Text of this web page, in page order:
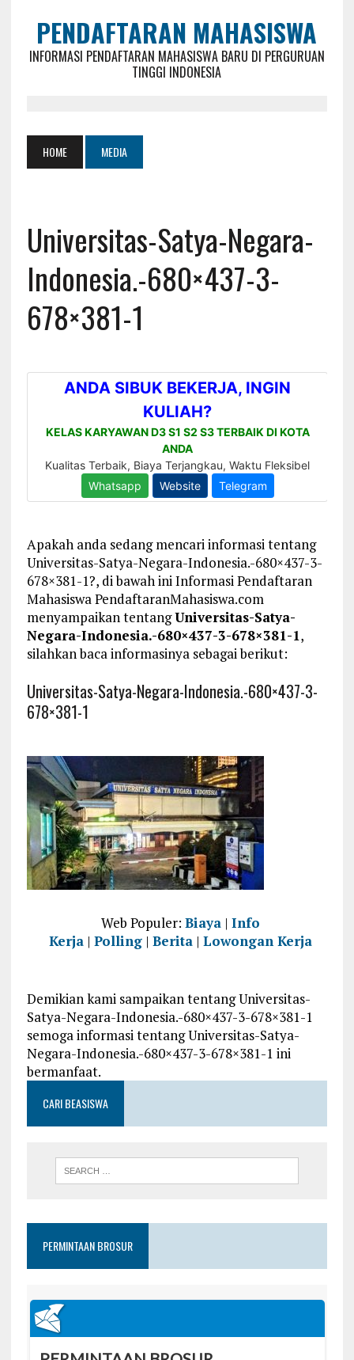
PENDAFTARAN MAHASISWA
INFORMASI PENDAFTARAN MAHASISWA BARU DI PERGURUAN
TINGGI INDONESIA
HOME MEDIA
Universitas-Satya-Negara-
Indonesia.-680×437-3-
678×381-1
Apakah anda sedang mencari informasi tentang
Universitas-Satya-Negara-Indonesia.-680×437-3-
678×381-1?, di bawah ini Informasi Pendaftaran
Mahasiswa PendaftaranMahasiswa.com
menyampaikan tentangUniversitas-Satya-
Negara-Indonesia.-680×437-3-678×381-1,
silahkan baca informasinya sebagai berikut:
Universitas-Satya-Negara-Indonesia.-680×437-3-
678×381-1
Web Populer:Biaya |Info
Kerja |Polling |Berita |Lowongan Kerja
Demikian kami sampaikan tentang Universitas-
Satya-Negara-Indonesia.-680×437-3-678×381-1
semoga informasi tentang Universitas-Satya-
Negara-Indonesia.-680×437-3-678×381-1 ini
bermanfaat.
CARI BEASISWA
PERMINTAAN BROSUR